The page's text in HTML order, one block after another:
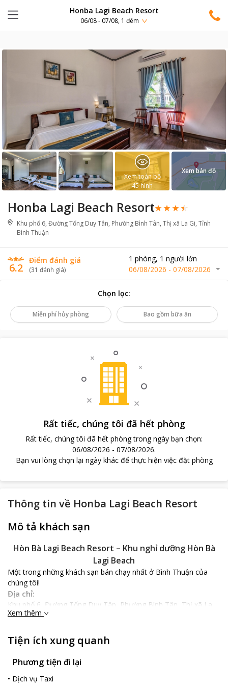
Honba Lagi Beach Resort
06/08 - 07/08, 1 đêm
Honba Lagi Beach Resort
Khu phố 6, Đường Tống Duy Tân, Phường Bình Tân, Thị xã La Gi, Tỉnh
Bình Thuận
6.2
Điểm đánh giá
(31 đánh giá)
1 phòng, 1 người lớn
06/08/2026 - 07/08/2026
Xem toàn bộ
45hình
Xem bản đồ
Chọn lọc:
Miễn phí hủy phòng Bao gồm bữa ăn
Rất tiếc, chúng tôi đã hết phòng
Rất tiếc, chúng tôi đã hết phòng trong ngày bạn chọn:
06/08/2026 - 07/08/2026.
Bạn vui lòng chọn lại ngày khác để thực hiện việc đặt phòng
Thông tin về Honba Lagi Beach Resort
Mô tả khách sạn
Hòn Bà Lagi Beach Resort – Khu nghỉ dưỡng Hòn Bà
Lagi Beach
Một trong những khách sạn bán chạy nhất ở Bình Thuận của
chúng tôi!
Địa chỉ:
Khu phố 6, Đường Tống Duy Tân, Phường Bình Tân, Thị xã La
Gi, Tỉnh Bình Thuận
Hòn Bà Lagi Beach Resort tọa lạc tại vị trí đắc địa ngay cạnh bãi
biển, cách chùa Thầy Thím 8.6 km, cách núi Tà Cú cách 20 km,
cách hải đăng Kê Gà 22 km, là nơi dừng chân lý tưởng cho mọi
Nổi bật
Xem thêm
Tiện ích xung quanh
Phương tiện đi lại
• Dịch vụ Taxi